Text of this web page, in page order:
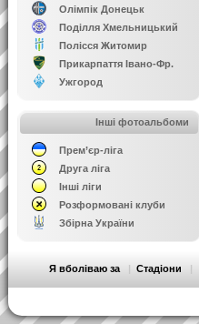
Олімпік Донецьк
Поділля Хмельницький
Полісся Житомир
Прикарпаття Івано-Фр.
Ужгород
Інші фотоальбоми
Прем’єр-ліга
Друга ліга
Інші ліги
Розформовані клуби
Збірна України
Я вболіваю за | Стадіони |